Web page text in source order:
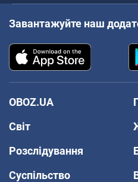
Завантажуйте наш
OBOZ.UA
Світ
Розслідування
Суспільство